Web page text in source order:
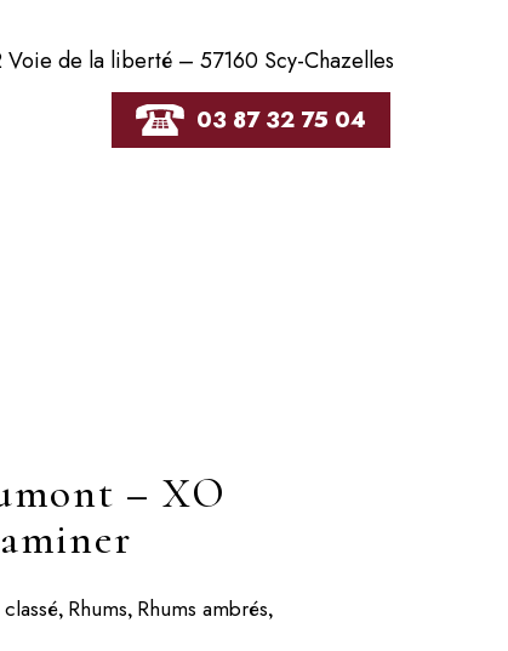
Voie de la liberté – 57160 Scy-Chazelles
03 87 32 75 04
– XO
, Rhums, Rhums ambrés,